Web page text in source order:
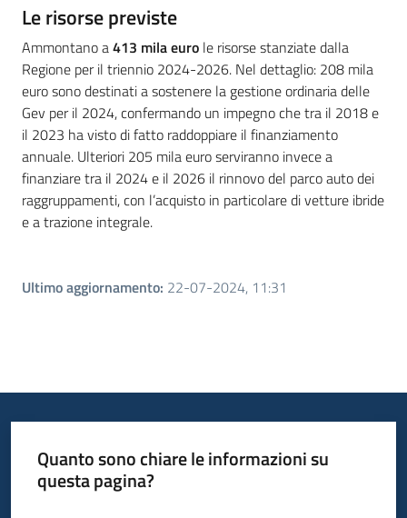
Le risorse previste
Ammontano a413 mila euro le risorse stanziate dalla
Regione per il triennio 2024-2026. Nel dettaglio: 208 mila
euro sono destinati a sostenere la gestione ordinaria delle
Gev per il 2024, confermando un impegno che tra il 2018 e
il 2023 ha visto di fatto raddoppiare il finanziamento
annuale. Ulteriori 205 mila euro serviranno invece a
finanziare tra il 2024 e il 2026 il rinnovo del parco auto dei
raggruppamenti, con l’acquisto in particolare di vetture ibride
e a trazione integrale.
Ultimo aggiornamento: 22-07-2024, 11:31
Quanto sono chiare le informazioni su
questa pagina?